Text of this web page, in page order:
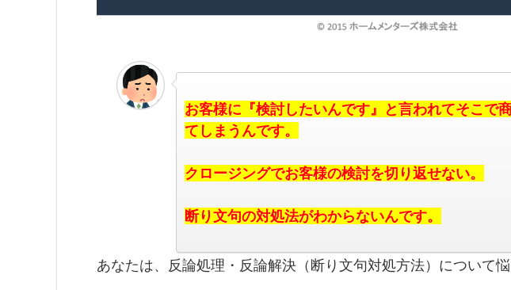
お客様に『検討したいんです』と言われてそこで
てしまうんです。
クロージングでお客様の検討を切り返せない。
断り文句の対処法がわからないんです。
あなたは、反論処理・反論解決（断り文句対処方法）について悩